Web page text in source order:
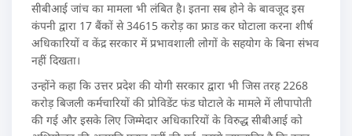
सीबीआई जांच का मामला भी लंबित है। इतना सब होने के बावजूद इस
कंपनी द्वारा 17 बैंकों से 34615 करोड़ का फ्राड कर घोटाला करना शीर्ष
अधिकारियों व केंद्र सरकार में प्रभावशाली लोगों के सहयोग के बिना संभव
नहीं दिखता।
उन्होंने कहा कि उत्तर प्रदेश की योगी सरकार द्वारा भी जिस तरह 2268
करोड़ बिजली कर्मचारियों की प्रोविडेंट फंड घोटाले के मामले में लीपापोती
की गई और इसके लिए जिम्मेदार अधिकारियों के विरुद्ध सीबीआई को